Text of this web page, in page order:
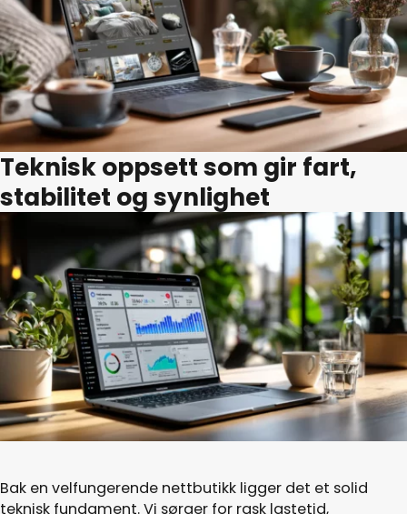
Teknisk oppsett som gir fart,
stabilitet og synlighet
Bak en velfungerende nettbutikk ligger det et solid
teknisk fundament. Vi sørger for rask lastetid,